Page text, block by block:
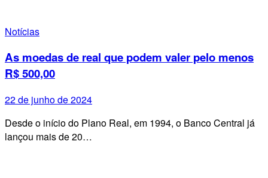
Notícias
As moedas de real que podem valer pelo menos
R$ 500,00
22 de junho de 2024
Desde o início do Plano Real, em 1994, o Banco Central já
lançou mais de 20…